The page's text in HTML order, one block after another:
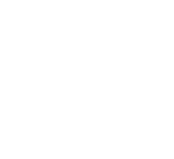
事務所「Renown
ラマCDシリー